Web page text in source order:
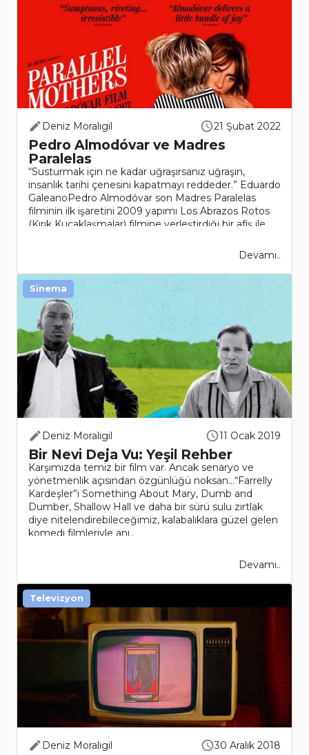
Deniz Moralıgil 21 Şubat 2022
Pedro Almodóvar ve Madres
Paralelas
“Susturmak için ne kadar uğraşırsanız uğraşın,
insanlık tarihi çenesini kapatmayı reddeder.” Eduardo
GaleanoPedro Almodóvar son Madres Paralelas
filminin ilk işaretini 2009 yapımı Los Abrazos Rotos
(Kırık Kucaklaşmalar) filmine yerleştirdiği bir afiş ile
Devamı..
Deniz Moralıgil 11 Ocak 2019
Bir Nevi Deja Vu: Yeşil Rehber
Karşımızda temiz bir film var. Ancak senaryo ve
yönetmenlik açısından özgünlüğü noksan...“Farrelly
Kardeşler”i Something About Mary, Dumb and
Dumber, Shallow Hall ve daha bir sürü sulu zırtlak
diye nitelendirebileceğimiz, kalabalıklara güzel gelen
komedi filmleriyle anı..
Devamı..
Sinema
Deniz Moralıgil 30 Aralık 2018
Televizyon